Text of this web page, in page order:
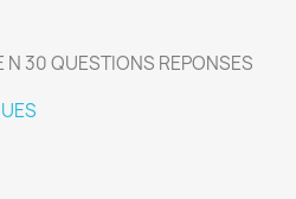
30 QUESTIONS REPONSES